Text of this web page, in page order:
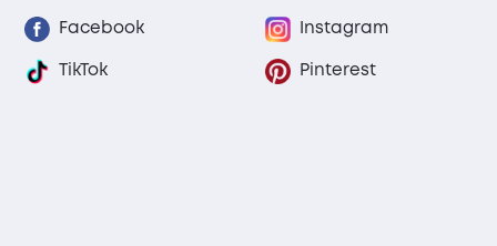
Facebook Instagram
TikTok Pinterest